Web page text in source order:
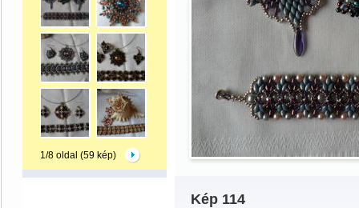
1/8 oldal (59 kép)
Kép 114